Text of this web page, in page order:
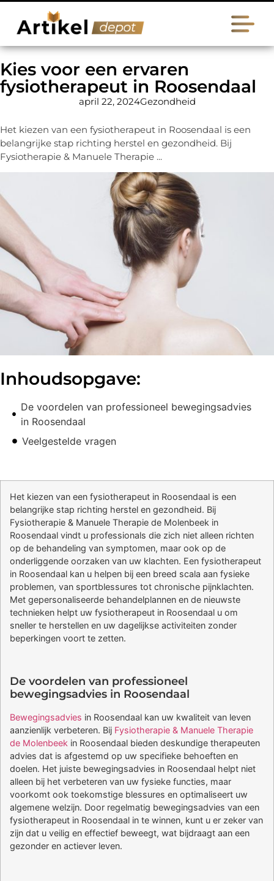
Kies voor een ervaren
fysiotherapeut in Roosendaal
april 22, 2024Gezondheid
Het kiezen van een fysiotherapeut in Roosendaal is een
belangrijke stap richting herstel en gezondheid. Bij
Fysiotherapie & Manuele Therapie ...
Inhoudsopgave:
De voordelen van professioneel bewegingsadvies
in Roosendaal
Veelgestelde vragen
Het kiezen van een fysiotherapeut in Roosendaal is een
belangrijke stap richting herstel en gezondheid. Bij
Fysiotherapie & Manuele Therapie de Molenbeek in
Roosendaal vindt u professionals die zich niet alleen richten
op de behandeling van symptomen, maar ook op de
onderliggende oorzaken van uw klachten. Een fysiotherapeut
in Roosendaal kan u helpen bij een breed scala aan fysieke
problemen, van sportblessures tot chronische pijnklachten.
Met gepersonaliseerde behandelplannen en de nieuwste
technieken helpt uw fysiotherapeut in Roosendaal u om
sneller te herstellen en uw dagelijkse activiteiten zonder
beperkingen voort te zetten.
De voordelen van professioneel
bewegingsadvies in Roosendaal
Bewegingsadvies in Roosendaal kan uw kwaliteit van leven
aanzienlijk verbeteren. Bij Fysiotherapie & Manuele Therapie
de Molenbeek in Roosendaal bieden deskundige therapeuten
advies dat is afgestemd op uw specifieke behoeften en
doelen. Het juiste bewegingsadvies in Roosendaal helpt niet
alleen bij het verbeteren van uw fysieke functies, maar
voorkomt ook toekomstige blessures en optimaliseert uw
algemene welzijn. Door regelmatig bewegingsadvies van een
fysiotherapeut in Roosendaal in te winnen, kunt u er zeker van
zijn dat u veilig en effectief beweegt, wat bijdraagt aan een
gezonder en actiever leven.